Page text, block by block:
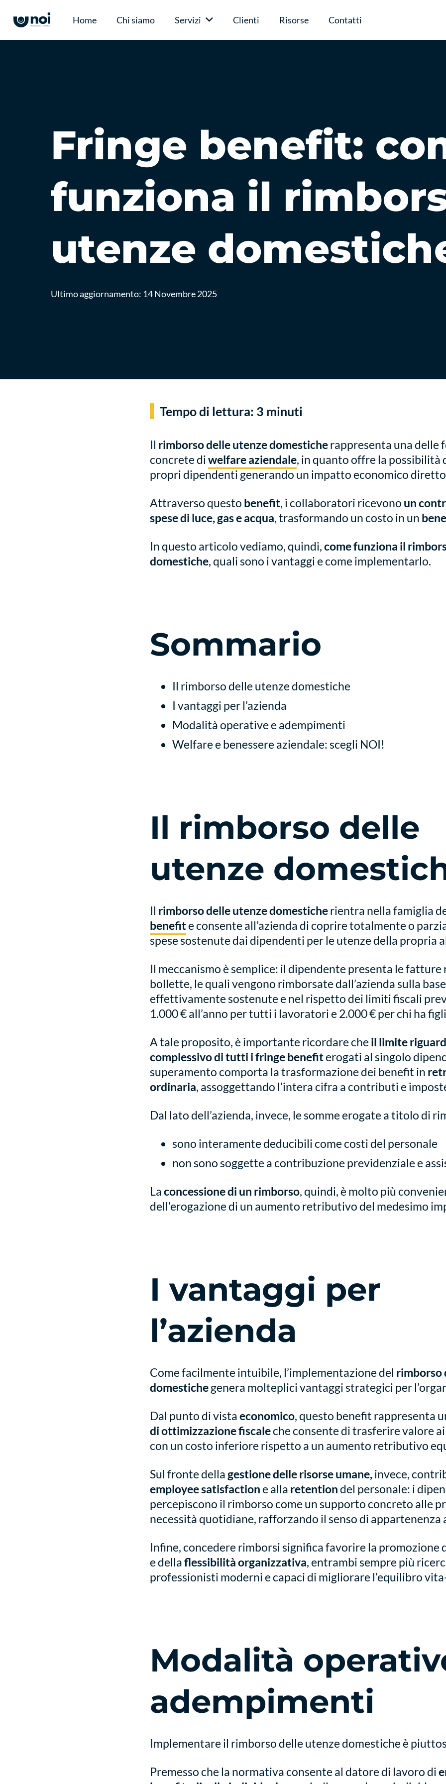
Home Chi siamo Servizi Clienti Risorse Contatti
Fringe benefit:
funziona il
utenze
Ultimo aggiornamento: 14 Novembre 2025
Tempo di lettura: 3 minuti
Il rimborso delle utenze domesticherappresenta una delle
concrete diwelfare aziendale, in quanto offre la possibilità
propri dipendenti generando un impatto economico
Attraverso questo benefit, i collaboratori ricevono un
spese di luce, gas e acqua, trasformando un costo in un
In questo articolo vediamo, quindi,come funziona il
domestiche, quali sono i vantaggi e come implementarlo.
Sommario
Il rimborso delle utenze domestiche
I vantaggi per l’azienda
Modalità operative e adempimenti
Welfare e benessere aziendale: scegli NOI!
Il rimborso delle
utenze
Il rimborso delle utenze domesticherientra nella famiglia
benefite consente all’azienda di coprire totalmente o
spese sostenute dai dipendenti per le utenze della propria
Il meccanismo è semplice: il dipendente presenta le
bollette, le quali vengono rimborsate dall’azienda sulla
effettivamente sostenute e nel rispetto dei limiti fiscali
1.000 € all’anno per tutti i lavoratori e 2.000 € per chi ha
A tale proposito, è importante ricordare che il limite
complessivo di tutti i fringe benefiterogati al singolo
superamento comporta la trasformazione dei benefit in
ordinaria, assoggettando l’intera cifra a contributi e
Dal lato dell’azienda, invece, le somme erogate a titolo di
sono interamente deducibili come costi del personale
non sono soggette a contribuzione previdenziale e
Laconcessione di un rimborso, quindi, è molto più
dell’erogazione di un aumento retributivo del medesimo
I vantaggi per
l’azienda
Come facilmente intuibile, l’implementazione del rimborso
domestichegenera molteplici vantaggi strategici per
Dal punto di vistaeconomico, questo benefit rappresenta
di ottimizzazione fiscaleche consente di trasferire valore
con un costo inferiore rispetto a un aumento retributivo
Sul fronte della gestione delle risorse umane,invece,
employee satisfactione alla retentiondel personale: i
percepiscono il rimborso come un supporto concreto alle
necessità quotidiane, rafforzando il senso di appartenenza
Infine, concedere rimborsi significa favorire la promozione
e dellaflessibilità organizzativa, entrambi sempre più
professionisti moderni e capaci di migliorare l’equilibro
Modalità
adempimenti
Implementare il rimborso delle utenze domestiche è
Premesso che la normativa consente al datore di lavoro di